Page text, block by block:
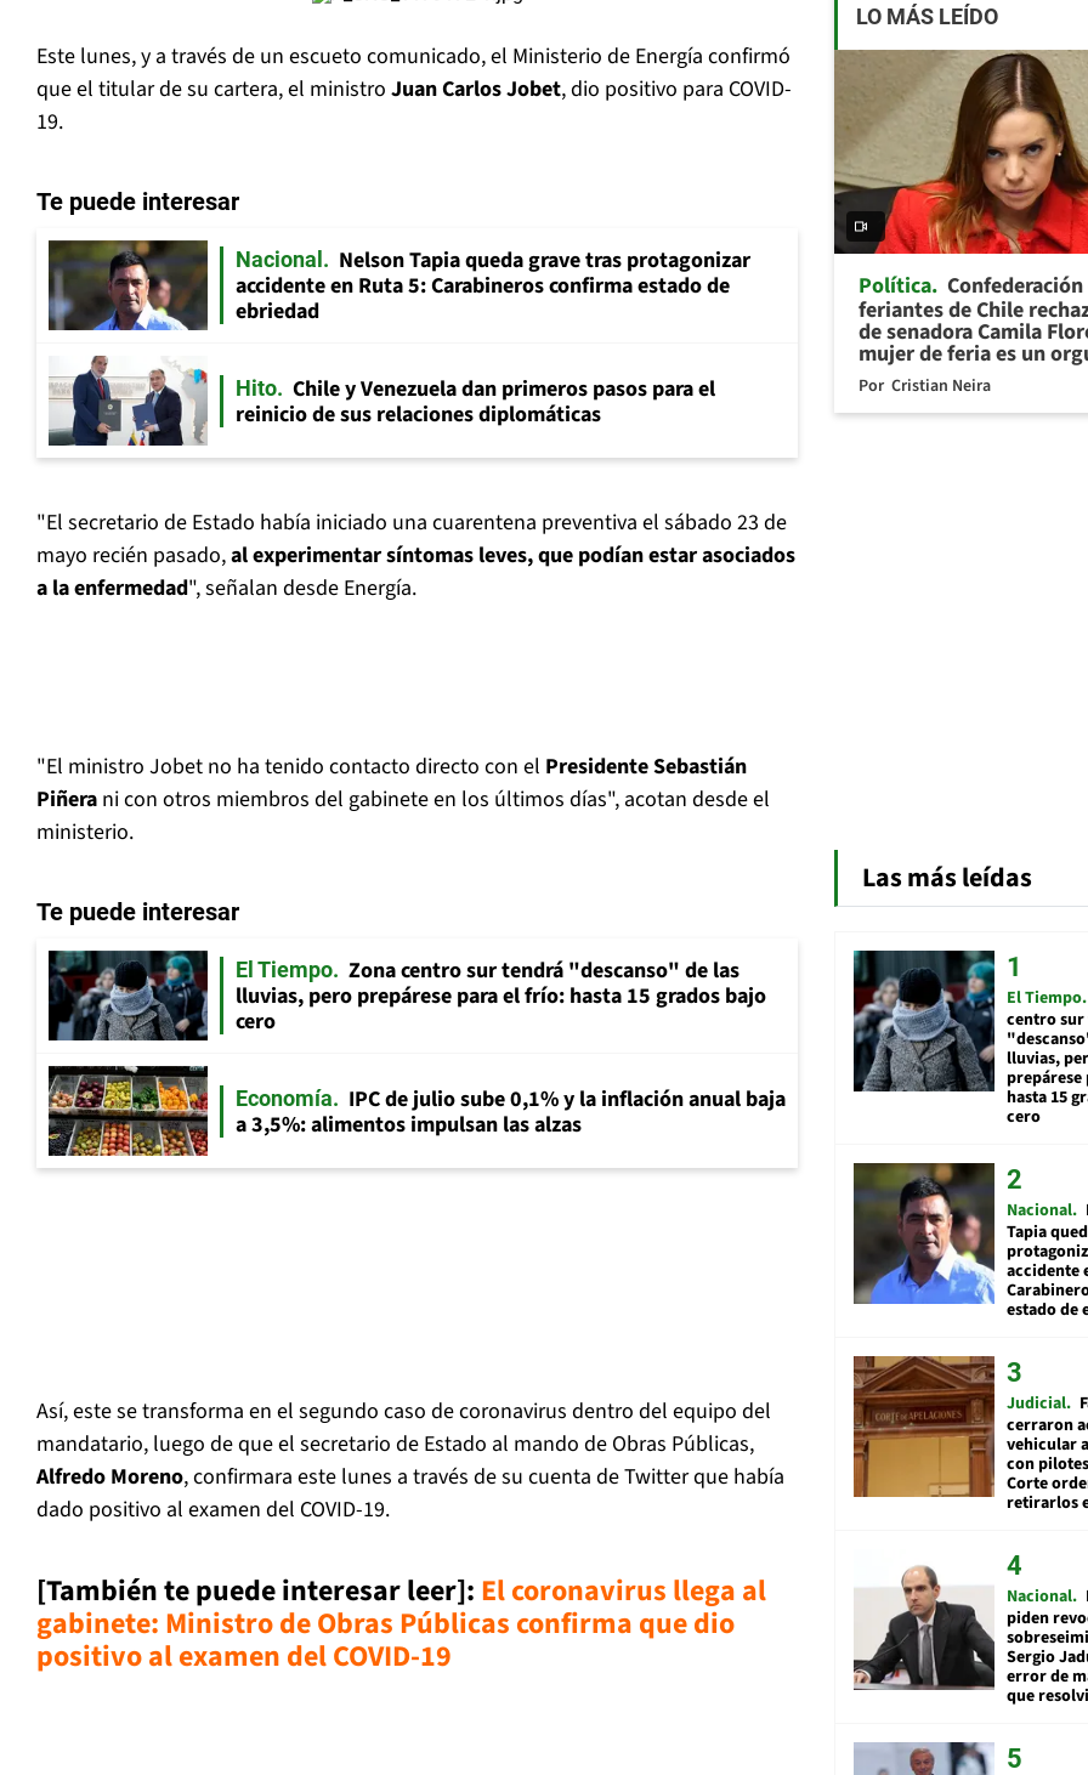
Este lunes, y a través de un escueto comunicado, el Ministerio de Energía confirmó
que el titular de su cartera, el ministro Juan Carlos Jobet, dio positivo para COVID-
19.
Te puede interesar
Nacional
Nelson Tapia queda grave tras protagonizar
accidente en Ruta 5: Carabineros confirma estado de
ebriedad
Hito
Chile y Venezuela dan primeros pasos para el
reinicio de sus relaciones diplomáticas
"El secretario de Estado había iniciado una cuarentena preventiva el sábado 23 de
mayo recién pasado,al experimentar síntomas leves, que podían estar asociados
a la enfermedad", señalan desde Energía.
"El ministro Jobet no ha tenido contacto directo con el Presidente Sebastián
Piñera ni con otros miembros del gabinete en los últimos días", acotan desde el
ministerio.
Te puede interesar
El Tiempo
Zona centro sur tendrá "descanso" de las
lluvias, pero prepárese para el frío: hasta 15 grados bajo
cero
Economía
IPC de julio sube 0,1% y la inflación anual baja
a 3,5%: alimentos impulsan las alzas
Así, este se transforma en el segundo caso de coronavirus dentro del equipo del
mandatario, luego de que el secretario de Estado al mando de Obras Públicas,
Alfredo Moreno, confirmara este lunes a través de su cuenta de Twitter que había
dado positivo al examen del COVID-19.
[También te puede interesar leer]: El coronavirus llega al
gabinete: Ministro de Obras Públicas confirma que dio
positivo al examen del COVID-19
LO MÁS LEÍDO
Política Confederación
feriantes de Chile
de senadora Camila
mujer de feria es un
Por Cristian Neira
Las más leídas
El Tiempo
centro
lluvias,
hasta 15
cero
Nacional
Tapia
accidente
estado de
Judicial
cerraron
vehicular
con
Corte
retirarlos
Nacional
piden
Sergio
error de
que